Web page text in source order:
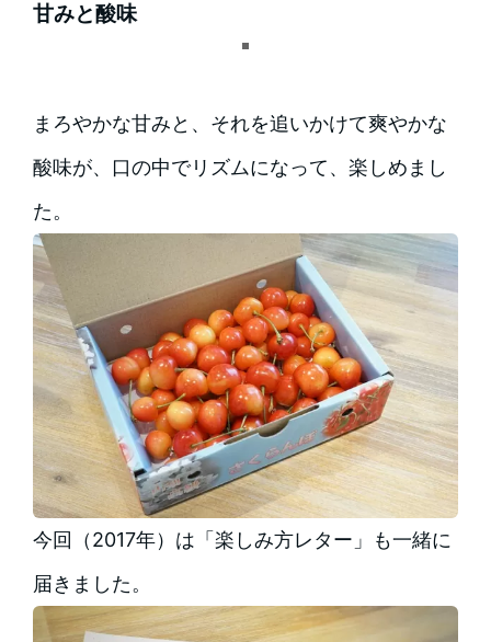
甘みと酸味
まろやかな甘みと、それを追いかけて爽やかな
酸味が、口の中でリズムになって、楽しめまし
た。
今回（2017年）は「楽しみ方レター」も一緒に
届きました。